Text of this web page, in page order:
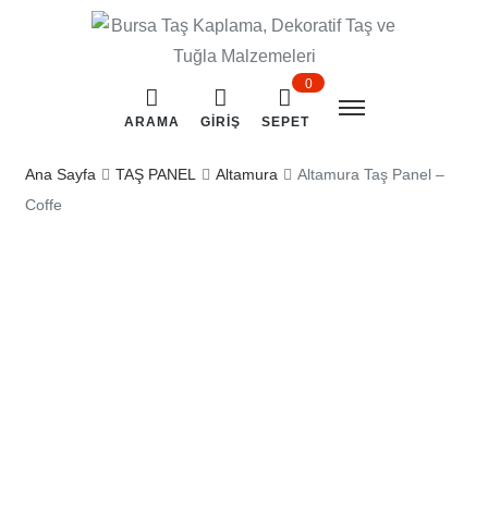
ARAMA GIRIŞ
0
SEPET
Ana Sayfa TAŞ PANEL Altamura
Altamura Taş Panel –
Coffe